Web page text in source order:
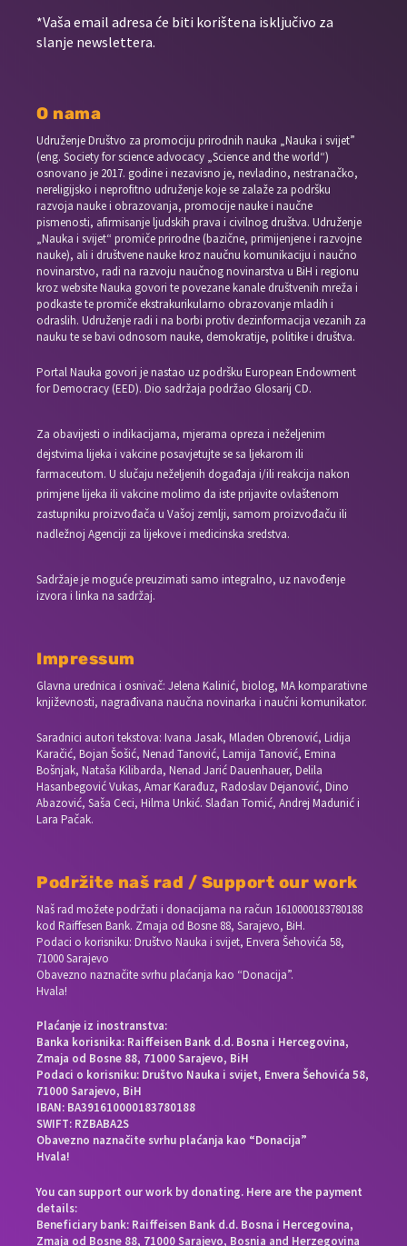
*Vaša email adresa će biti korištena isključivo za
slanje newslettera.
O nama
Udruženje Društvo za promociju prirodnih nauka „Nauka i svijet”
(eng. Society for science advocacy „Science and the world“)
osnovano je 2017. godine i nezavisno je, nevladino, nestranačko,
nereligijsko i neprofitno udruženje koje se zalaže za podršku
razvoja nauke i obrazovanja, promocije nauke i naučne
pismenosti, afirmisanje ljudskih prava i civilnog društva. Udruženje
„Nauka i svijet“ promiče prirodne (bazične, primijenjene i razvojne
nauke), ali i društvene nauke kroz naučnu komunikaciju i naučno
novinarstvo, radi na razvoju naučnog novinarstva u BiH i regionu
kroz website Nauka govori te povezane kanale društvenih mreža i
podkaste te promiče ekstrakurikularno obrazovanje mladih i
odraslih. Udruženje radi i na borbi protiv dezinformacija vezanih za
nauku te se bavi odnosom nauke, demokratije, politike i društva.
Portal Nauka govori je nastao uz podršku European Endowment
for Democracy (EED). Dio sadržaja podržao Glosarij CD.
Za obavijesti o indikacijama, mjerama opreza i neželjenim
dejstvima lijeka i vakcine posavjetujte se sa ljekarom ili
farmaceutom. U slučaju neželjenih događaja i/ili reakcija nakon
primjene lijeka ili vakcine molimo da iste prijavite ovlaštenom
zastupniku proizvođača u Vašoj zemlji, samom proizvođaču ili
nadležnoj Agenciji za lijekove i medicinska sredstva.
Sadržaje je moguće preuzimati samo integralno, uz navođenje
izvora i linka na sadržaj.
Impressum
Glavna urednica i osnivač: Jelena Kalinić, biolog, MA komparativne
književnosti, nagrađivana naučna novinarka i naučni komunikator.
Saradnici autori tekstova: Ivana Jasak, Mladen Obrenović, Lidija
Karačić, Bojan Šošić, Nenad Tanović, Lamija Tanović, Emina
Bošnjak, Nataša Kilibarda, Nenad Jarić Dauenhauer, Delila
Hasanbegović Vukas, Amar Karađuz, Radoslav Dejanović, Dino
Abazović, Saša Ceci, Hilma Unkić. Slađan Tomić, Andrej Madunić i
Lara Pačak.
Podržite naš rad / Support our work
Naš rad možete podržati i donacijama na račun 1610000183780188
kod Raiffesen Bank. Zmaja od Bosne 88, Sarajevo, BiH.
Podaci o korisniku: Društvo Nauka i svijet, Envera Šehovića 58,
71000 Sarajevo
Obavezno naznačite svrhu plaćanja kao “Donacija”.
Hvala!
Plaćanje iz inostranstva:
Banka korisnika: Raiffeisen Bank d.d. Bosna i Hercegovina,
Zmaja od Bosne 88, 71000 Sarajevo, BiH
Podaci o korisniku: Društvo Nauka i svijet, Envera Šehovića 58,
71000 Sarajevo, BiH
IBAN: BA391610000183780188
SWIFT: RZBABA2S
Obavezno naznačite svrhu plaćanja kao “Donacija”
Hvala!
You can support our work by donating. Here are the payment
details:
Beneficiary bank: Raiffeisen Bank d.d. Bosna i Hercegovina,
Zmaja od Bosne 88, 71000 Sarajevo, Bosnia and Herzegovina